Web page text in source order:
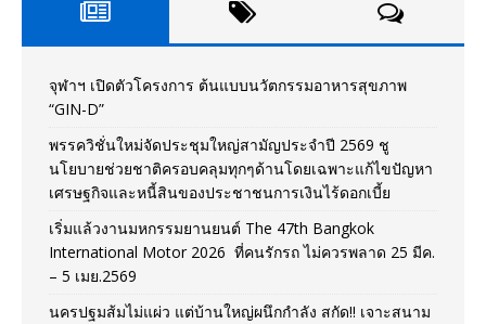
จุฬาฯ เปิดตัวโครงการ ต้นแบบนวัตกรรมอาหารสุขภาพ
“GIN-D”
พรรควิชั่นใหม่จัดประชุมใหญ่สามัญประจำปี 2569 ชู
นโยบายช่วยชาติครอบคลุมทุกๆด้านโดยเฉพาะแก้ไขปัญหา
เศรษฐกิจและหนี้สินของประชาชนการเงินไร้ดอกเบี้ย
เริ่มแล้วงานมหกรรมยานยนต์ The 47th Bangkok
International Motor 2026 ที่คนรักรถ ไม่ควรพลาด 25 มีค.
– 5 เมย.2569
นครปฐมส้มไม่แผ่ว แต่บ้านใหญ่ผนึกกำลัง สกัด!! เจาะสนาม